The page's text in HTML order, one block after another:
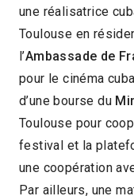
une réalisatrice
Toulouse en
l’Ambassade de
pour le cinéma
d’une bourse du
Toulouse pour
festival et la
une coopération
Par ailleurs, une